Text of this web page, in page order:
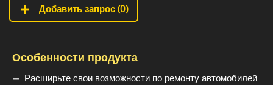
Добавить запрос (0)
Особенности продукта
Расширьте свои возможности по ремонту автомобилей